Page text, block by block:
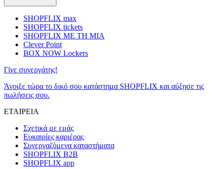
SHOPFLIX max
SHOPFLIX tickets
SHOPFLIX ΜΕ ΤΗ ΜΙΑ
Clever Point
BOX NOW Lockers
Γίνε συνεργάτης!
Άνοιξε τώρα το δικό σου κατάστημα SHOPFLIX και αύξησε τις
πωλήσεις σου.
ΕΤΑΙΡΕΙΑ
Σχετικά με εμάς
Ευκαιρίες καριέρας
Συνεργαζόμενα καταστήματα
SHOPFLIX B2B
SHOPFLIX app